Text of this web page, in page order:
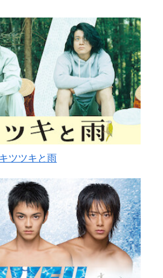
キツツキと雨